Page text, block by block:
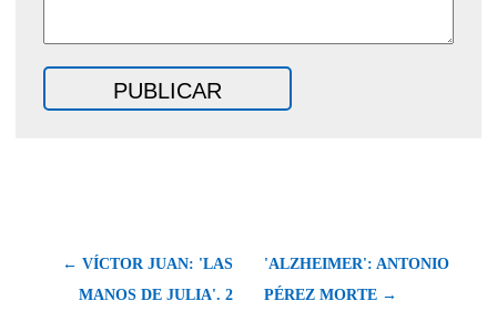
← VÍCTOR JUAN: 'LAS
MANOS DE JULIA'. 2
'ALZHEIMER': ANTONIO
PÉREZ MORTE →